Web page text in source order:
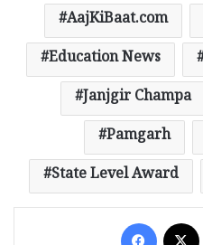
AajKiBaat.com
Education News
Janjgir Champa
Pamgarh
State Level Award
Facebook